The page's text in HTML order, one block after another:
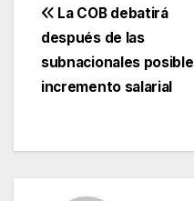
Navegación
de
entradas
La COB debatirá
después de las
subnacionales posible
incremento salarial